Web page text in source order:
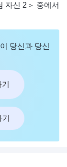
자신 2＞ 중에서
당신과 당신